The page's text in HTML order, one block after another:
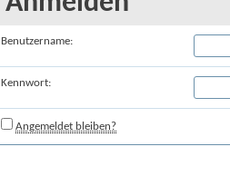
Benutzername:
Kennwort:
Angemeldet bleiben?